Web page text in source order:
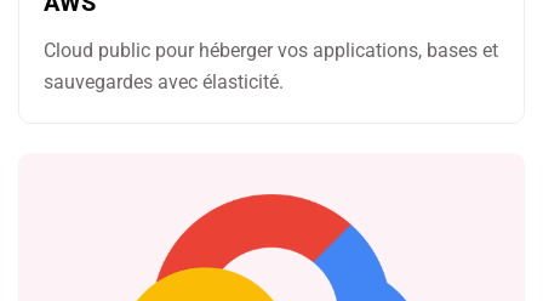
Cloud public pour héberger vos applications, bases et
sauvegardes avec élasticité.